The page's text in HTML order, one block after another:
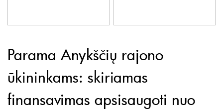
Parama Anykščių rajono
ūkininkams: skiriamas
finansavimas apsisaugoti nuo